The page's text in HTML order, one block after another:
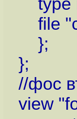
type
file
};
};
//фос
view